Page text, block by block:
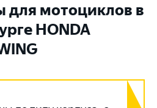
для мотоциклов в
HONDA